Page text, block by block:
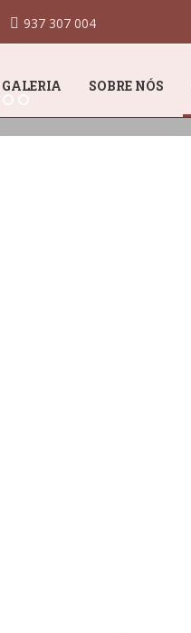
937 307 004
GALERIA SOBRE NÓS